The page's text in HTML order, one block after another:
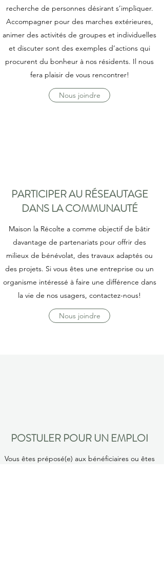
recherche de personnes désirant s’impliquer.
Accompagner pour des marches extérieures,
animer des activités de groupes et individuelles
et discuter sont des exemples d’actions qui
procurent du bonheur à nos résidents. Il nous
fera plaisir de vous rencontrer!
Nous joindre
PARTICIPER AU RÉSEAUTAGE
DANS LA COMMUNAUTÉ
Maison la Récolte a comme objectif de bâtir
davantage de partenariats pour offrir des
milieux de bénévolat, des travaux adaptés ou
des projets. Si vous êtes une entreprise ou un
organisme intéressé à faire une différence dans
la vie de nos usagers, contactez-nous!
Nous joindre
POSTULER POUR UN EMPLOI
Vous êtes préposé(e) aux bénéficiaires ou êtes